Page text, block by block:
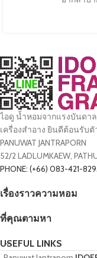
ไอดู น้ำหอมจากแรงบันดา
เครื่องสำอาง ยินดีต้อนรับ
PANUWAT JANTRAPORN
52/2 LADLUMKAEW,
PHONE: (+66) 083-421-
เรื่องราวความหอม
ที่คุณตามหา
USEFUL LINKS